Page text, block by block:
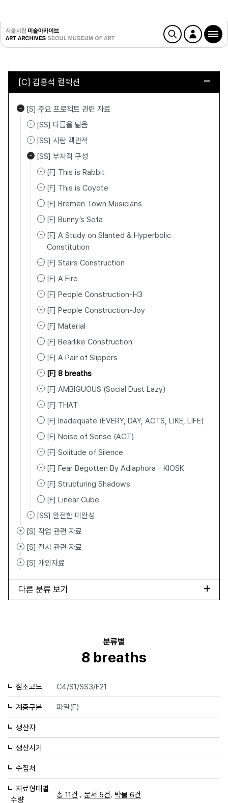
[C] 김홍석 컬렉션
[S] 주요 프로젝트 관련 자료
[SS] 다름을 닮음
[SS] 사람 객관적
[SS] 부차적 구성
[F] This is Rabbit
[F] This is Coyote
[F] Bremen Town Musicians
[F] Bunny’s Sofa
[F] A Study on Slanted & Hyperbolic
Constitution
[F] Stairs Construction
[F] A Fire
[F] People Construction-H3
[F] People Construction-Joy
[F] Material
[F] Bearlike Construction
[F] A Pair of Slippers
[F] 8 breaths
[F] AMBIGUOUS (Social Dust Lazy)
[F] THAT
[F] Inadequate (EVERY, DAY, ACTS, LIKE, LIFE)
[F] Noise of Sense (ACT)
[F] Solitude of Silence
[F] Fear Begotten By Adiaphora - KIOSK
[F] Structuring Shadows
[F] Linear Cube
[SS] 완전한 미완성
[S] 작업 관련 자료
[S] 전시 관련 자료
[S] 개인자료
다른 분류 보기
분류별
8 breaths
참조코드 C4/S1/SS3/F21
계층구분 파일(F)
생산자
생산시기
수집처
자료형태별
수량
총 11건 , 문서 5건 박물 6건